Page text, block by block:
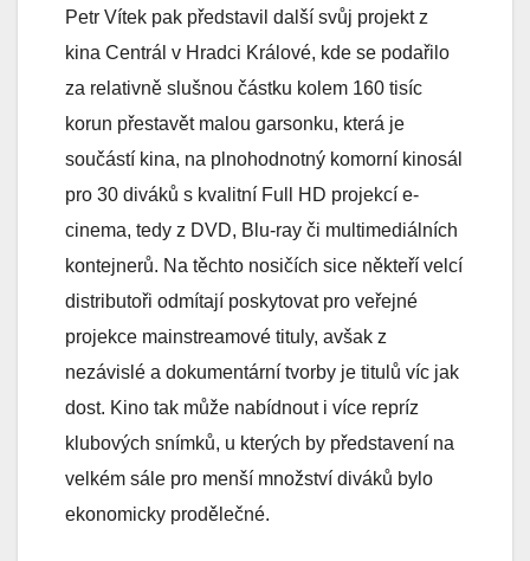
Petr Vítek pak představil další svůj projekt z
kina Centrál v Hradci Králové, kde se podařilo
za relativně slušnou částku kolem 160 tisíc
korun přestavět malou garsonku, která je
součástí kina, na plnohodnotný komorní kinosál
pro 30 diváků s kvalitní Full HD projekcí e-
cinema, tedy z DVD, Blu-ray či multimediálních
kontejnerů. Na těchto nosičích sice někteří velcí
distributoři odmítají poskytovat pro veřejné
projekce mainstreamové tituly, avšak z
nezávislé a dokumentární tvorby je titulů víc jak
dost. Kino tak může nabídnout i více repríz
klubových snímků, u kterých by představení na
velkém sále pro menší množství diváků bylo
ekonomicky prodělečné.